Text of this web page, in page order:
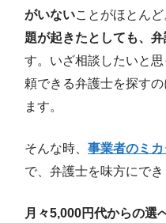
がいないことがほとんど
題が起きたとしても、
す。いざ相談したいと
頼できる弁護士を探す
ます。
そんな時、 事業者のミカ
で、弁護士を味方にでき
月々5,000円代からの選